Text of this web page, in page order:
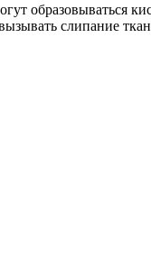
образовываться
слипание